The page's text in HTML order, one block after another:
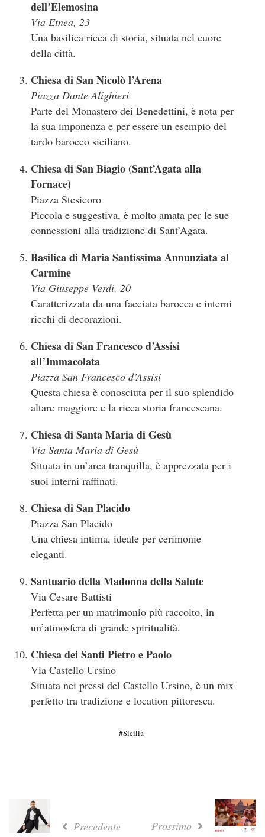
dell’Elemosina
Via Etnea, 23
Una basilica ricca di storia, situata nel cuore
della città.
Chiesa di San Nicolò l’Arena
Piazza Dante Alighieri
Parte del Monastero dei Benedettini, è nota per
la sua imponenza e per essere un esempio del
tardo barocco siciliano.
Chiesa di San Biagio (Sant’Agata alla
Fornace)
Piazza Stesicoro
Piccola e suggestiva, è molto amata per le sue
connessioni alla tradizione di Sant’Agata.
Basilica di Maria Santissima Annunziata al
Carmine
Via Giuseppe Verdi, 20
Caratterizzata da una facciata barocca e interni
ricchi di decorazioni.
Chiesa di San Francesco d’Assisi
all’Immacolata
Piazza San Francesco d’Assisi
Questa chiesa è conosciuta per il suo splendido
altare maggiore e la ricca storia francescana.
Chiesa di Santa Maria di Gesù
Via Santa Maria di Gesù
Situata in un’area tranquilla, è apprezzata per i
suoi interni raffinati.
Chiesa di San Placido
Piazza San Placido
Una chiesa intima, ideale per cerimonie
eleganti.
Santuario della Madonna della Salute
Via Cesare Battisti
Perfetta per un matrimonio più raccolto, in
un’atmosfera di grande spiritualità.
Chiesa dei Santi Pietro e Paolo
Via Castello Ursino
Situata nei pressi del Castello Ursino, è un mix
perfetto tra tradizione e location pittoresca.
Sicilia
Precedente Prossimo